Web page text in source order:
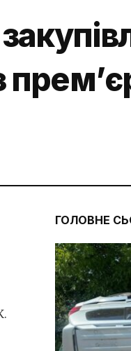
ГОЛОВНЕ